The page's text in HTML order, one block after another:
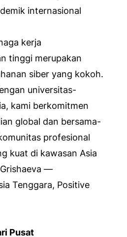
internasional
kerja
tinggi merupakan
siber yang kokoh.
universitas-
kami berkomitmen
global dan bersama-
profesional
kuat di kawasan Asia
—
Tenggara, Positive
Pusat